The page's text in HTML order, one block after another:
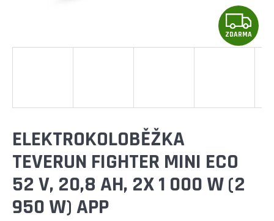
ELEKTROKOLOBĚŽKA
TEVERUN FIGHTER MINI ECO
52 V, 20,8 AH, 2X 1 000 W (2
950 W) APP
Z
D
ZDARMA
E
J
T
?